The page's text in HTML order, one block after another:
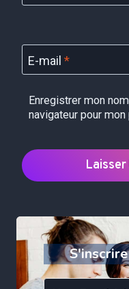
E-mail *
Enregistrer mon
navigateur pour